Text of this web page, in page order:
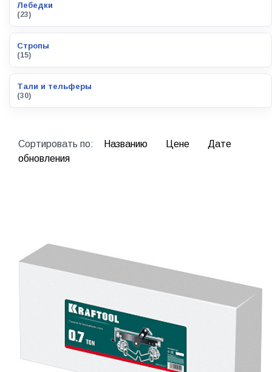
Лебедки
(23)
Стропы
(15)
Тали и тельферы
(30)
Сортировать по: Названию Цене
Дате
обновления